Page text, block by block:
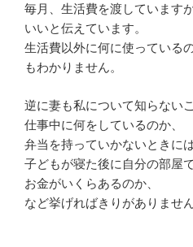
毎月、生活費を渡しています
いいと伝えています。
生活費以外に何に使っている
もわかりません。
逆に妻も私について知らない
仕事中に何をしているのか、
弁当を持っていかないときに
子どもが寝た後に自分の部屋
お金がいくらあるのか、
など挙げればきりがありません